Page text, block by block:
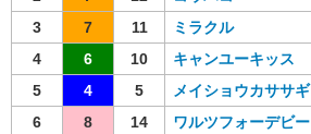
3
7 11 ミラクル
4
6 10 キャンユーキッス
5
4 5 メイショウカササギ
6
8 14 ワルツフォーデビー